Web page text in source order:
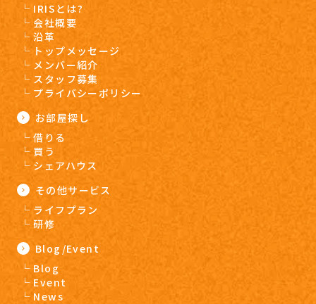
IRISとは?
会社概要
沿革
トップメッセージ
メンバー紹介
スタッフ募集
プライバシーポリシー
お部屋探し
借りる
買う
シェアハウス
その他サービス
ライフプラン
研修
Blog/Event
Blog
Event
News